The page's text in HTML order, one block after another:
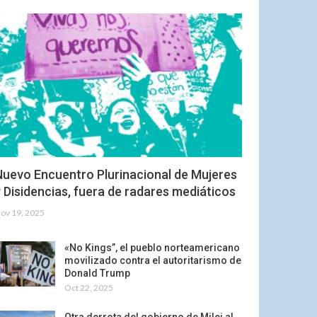
Encuentro Plurinacional de Mujeres
Disidencias, fuera de radares mediáticos
19, 2025
«No Kings”, el pueblo norteamericano
movilizado contra el autoritarismo de
Donald Trump
Oct 22, 2025